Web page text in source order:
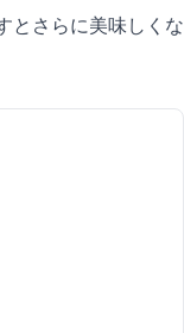
とさらに美味しくな